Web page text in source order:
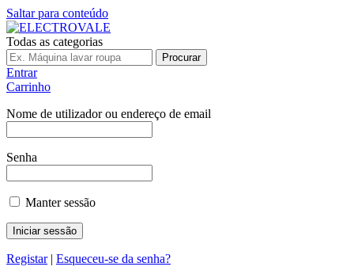
Saltar para conteúdo
Todas as categorias
Procurar
Entrar
Carrinho
Nome de utilizador ou endereço de email
Senha
Manter sessão
Registar| Esqueceu-se da senha?